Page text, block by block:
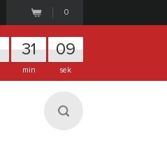
0
31
min
09
sek